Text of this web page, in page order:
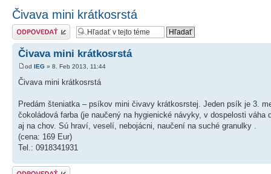
Čivava mini krátkosrstá
Odoslať odpoveď
Čivava mini krátkosrstá
od IEG » 8. Feb 2013, 11:44
Čivava mini krátkosrstá
Predám šteniatka – psíkov mini čivavy krátkosrstej. Jeden psík je 3.
čokoládová farba (je naučený na hygienické návyky, v dospelosti
aj na chov. Sú hraví, veselí, nebojácni, naučení na suché granulky .
(cena: 169 Eur)
Tel.: 0918341931
Odoslať odpoveď